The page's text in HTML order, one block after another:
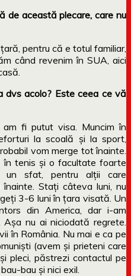
de această plecare, care nu
pentru că e totul familiar,
când revenim în SUA, aici
dvs acolo? Este ceea ce vă
fi putut visa. Muncim în
la scoală și la sport,
vom merge tot înainte.
în tenis și o facultate foarte
un sfat, pentru alții care
Stați câteva luni, nu
3-6 luni în țara visată. Un
din America, dar i-am
nu ai niciodată regrete.
în România. Nu mai e ca pe
(avem și prieteni care
pleci, păstrezi contactul pe
bau și nici exil.